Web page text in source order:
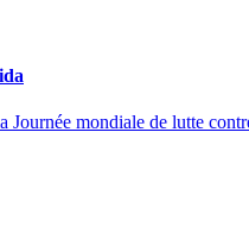
Journée mondiale de lutte